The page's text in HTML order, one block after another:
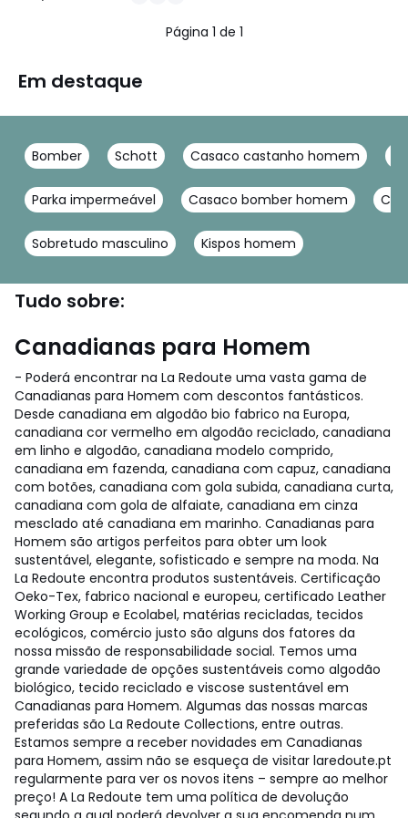
desconto
aplicado.
Página 1 de 1
Em destaque
Bomber Schott Casaco castanho homem
Parka impermeável Casaco bomber homem
Sobretudo masculino Kispos homem
Tudo sobre:
Canadianas para Homem
- Poderá encontrar na La Redoute uma vasta gama de
Canadianas para Homem com descontos fantásticos.
Desde canadiana em algodão bio fabrico na Europa,
canadiana cor vermelho em algodão reciclado, canadiana
em linho e algodão, canadiana modelo comprido,
canadiana em fazenda, canadiana com capuz, canadiana
com botões, canadiana com gola subida, canadiana curta,
canadiana com gola de alfaiate, canadiana em cinza
mesclado até canadiana em marinho. Canadianas para
Homem são artigos perfeitos para obter um look
sustentável, elegante, sofisticado e sempre na moda. Na
La Redoute encontra produtos sustentáveis. Certificação
Oeko-Tex, fabrico nacional e europeu, certificado Leather
Working Group e Ecolabel, matérias recicladas, tecidos
ecológicos, comércio justo são alguns dos fatores da
nossa missão de responsabilidade social. Temos uma
grande variedade de opções sustentáveis como algodão
biológico, tecido reciclado e viscose sustentável em
Canadianas para Homem. Algumas das nossas marcas
preferidas são La Redoute Collections, entre outras.
Estamos sempre a receber novidades em Canadianas
para Homem, assim não se esqueça de visitar laredoute.pt
regularmente para ver os novos itens – sempre ao melhor
preço! A La Redoute tem uma política de devolução